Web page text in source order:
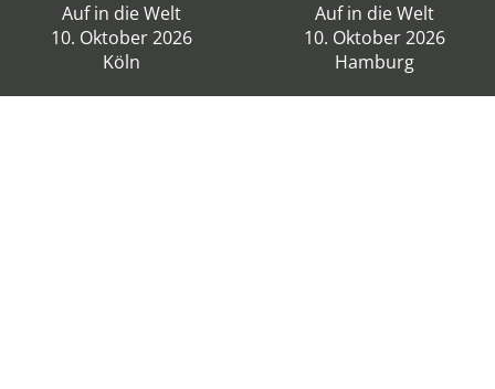
Auf in die Welt
10. Oktober 2026
Köln
Auf in die Welt
10. Oktober 2026
Hamburg